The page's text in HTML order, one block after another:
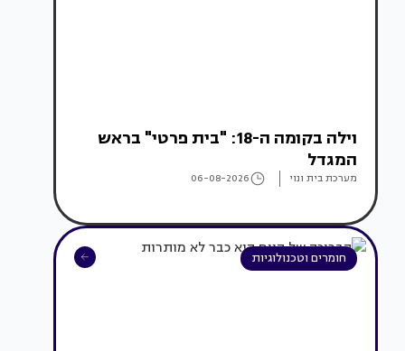
וילה בקומה ה-18: "בית פרטי" בראש
המגדל
מערכת בית ונוי 06-08-2026
חומרים וטכנולוגיות